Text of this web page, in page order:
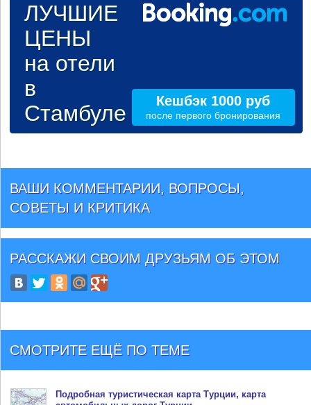
ЛУЧШИЕ
ЦЕНЫ
на отели
в
Стамбуле
Кешбэк 1000 руб
после первого бронирования
ВАШИ КОММЕНТАРИИ, ВОПРОСЫ,
СОВЕТЫ И КРИТИКА
РАССКАЖИ СВОИМ ДРУЗЬЯМ ОБ ЭТОМ
СМОТРИТЕ ЕЩЁ ПО ТЕМЕ
Подробная туристическая карта Турции, карта